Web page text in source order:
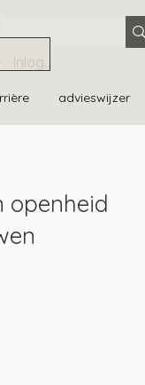
advieswijzer
Inloggen
openheid